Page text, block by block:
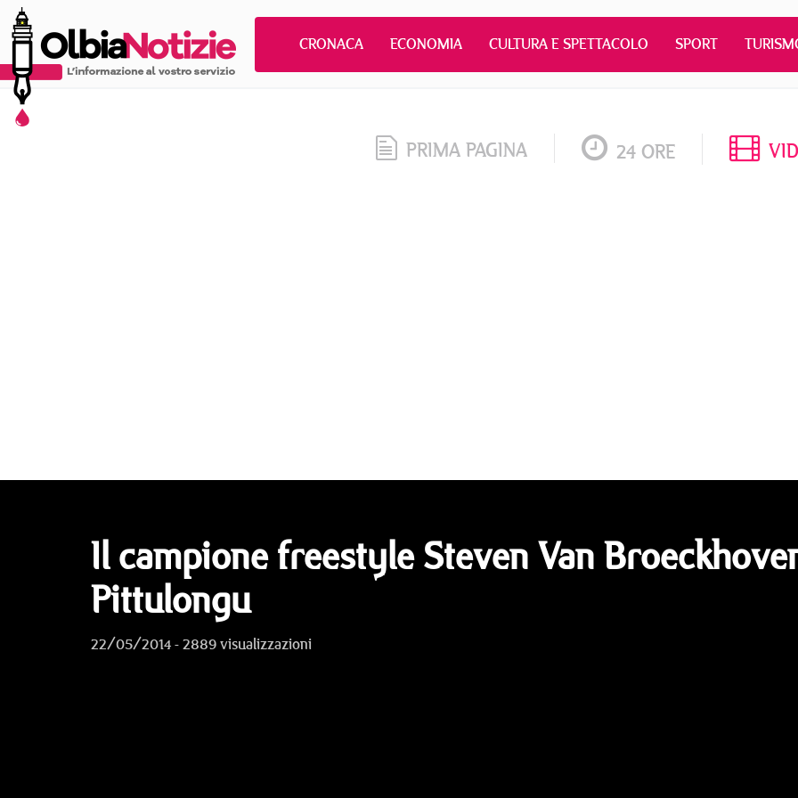
CRONACA ECONOMIA CULTURA E SPETTACOLO SPORT
PRIMA PAGINA 24 ORE
Il campione freestyle Steven Van
Pittulongu
22/05/2014 - 2889 visualizzazioni